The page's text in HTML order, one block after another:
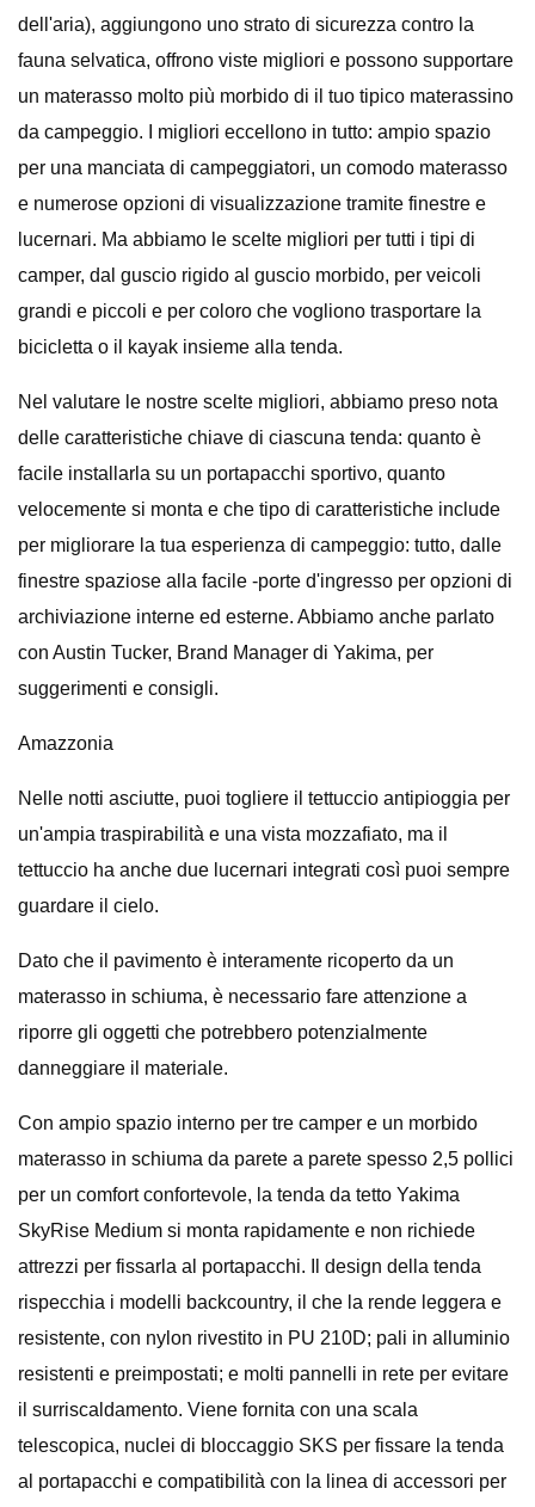
dell'aria), aggiungono uno strato di sicurezza contro la
fauna selvatica, offrono viste migliori e possono supportare
un materasso molto più morbido di il tuo tipico materassino
da campeggio. I migliori eccellono in tutto: ampio spazio
per una manciata di campeggiatori, un comodo materasso
e numerose opzioni di visualizzazione tramite finestre e
lucernari. Ma abbiamo le scelte migliori per tutti i tipi di
camper, dal guscio rigido al guscio morbido, per veicoli
grandi e piccoli e per coloro che vogliono trasportare la
bicicletta o il kayak insieme alla tenda.
Nel valutare le nostre scelte migliori, abbiamo preso nota
delle caratteristiche chiave di ciascuna tenda: quanto è
facile installarla su un portapacchi sportivo, quanto
velocemente si monta e che tipo di caratteristiche include
per migliorare la tua esperienza di campeggio: tutto, dalle
finestre spaziose alla facile -porte d'ingresso per opzioni di
archiviazione interne ed esterne. Abbiamo anche parlato
con Austin Tucker, Brand Manager di Yakima, per
suggerimenti e consigli.
Amazzonia
Nelle notti asciutte, puoi togliere il tettuccio antipioggia per
un'ampia traspirabilità e una vista mozzafiato, ma il
tettuccio ha anche due lucernari integrati così puoi sempre
guardare il cielo.
Dato che il pavimento è interamente ricoperto da un
materasso in schiuma, è necessario fare attenzione a
riporre gli oggetti che potrebbero potenzialmente
danneggiare il materiale.
Con ampio spazio interno per tre camper e un morbido
materasso in schiuma da parete a parete spesso 2,5 pollici
per un comfort confortevole, la tenda da tetto Yakima
SkyRise Medium si monta rapidamente e non richiede
attrezzi per fissarla al portapacchi. Il design della tenda
rispecchia i modelli backcountry, il che la rende leggera e
resistente, con nylon rivestito in PU 210D; pali in alluminio
resistenti e preimpostati; e molti pannelli in rete per evitare
il surriscaldamento. Viene fornita con una scala
telescopica, nuclei di bloccaggio SKS per fissare la tenda
al portapacchi e compatibilità con la linea di accessori per